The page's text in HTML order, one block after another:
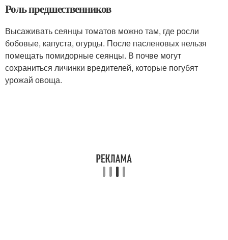
Роль предшественников
Высаживать сеянцы томатов можно там, где росли
бобовые, капуста, огурцы. После пасленовых нельзя
помещать помидорные сеянцы. В почве могут
сохраниться личинки вредителей, которые погубят
урожай овоща.